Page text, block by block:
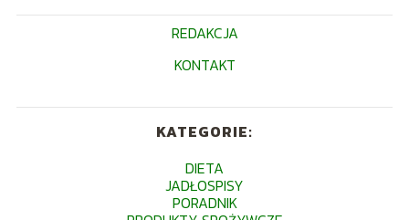
REDAKCJA
KONTAKT
KATEGORIE:
DIETA
JADŁOSPISY
PORADNIK